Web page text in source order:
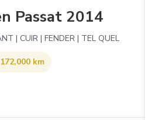
Passat 2014
| CUIR | FENDER | TEL QUEL
172,000 km